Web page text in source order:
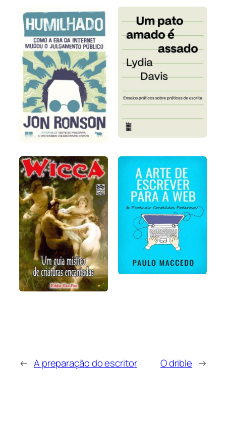
← A preparação do escritor O drible →